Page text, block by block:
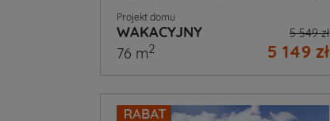
Projekt domu
WAKACYJNY 5 549 zł
5 149 zł
76 m2